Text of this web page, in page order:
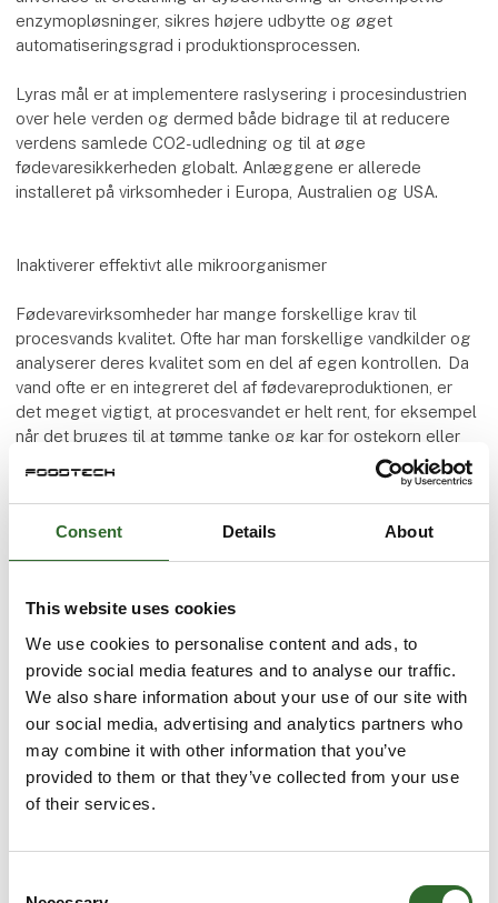
Consent Details About
This website uses cookies
We use cookies to personalise content and ads, to
provide social media features and to analyse our traffic.
We also share information about your use of our site with
our social media, advertising and analytics partners who
may combine it with other information that you’ve
provided to them or that they’ve collected from your use
of their services.
enzymopløsninger, sikres højere udbytte og øget
automatiseringsgrad i produktionsprocessen.
Lyras mål er at implementere raslysering i procesindustrien
over hele verden og dermed både bidrage til at reducere
verdens samlede CO2-udledning og til at øge
fødevaresikkerheden globalt. Anlæggene er allerede
installeret på virksomheder i Europa, Australien og USA.
Inaktiverer effektivt alle mikroorganismer
Fødevarevirksomheder har mange forskellige krav til
procesvands kvalitet. Ofte har man forskellige vandkilder og
analyserer deres kvalitet som en del af egen kontrollen. Da
vand ofte er en integreret del af fødevareproduktionen, er
det meget vigtigt, at procesvandet er helt rent, for eksempel
når det bruges til at tømme tanke og kar for ostekorn eller
ved udskubning af produkt fra procesrør samt til procesvand
i osteproduktion. Raslysering inaktiverer effektivt alle
mikroorganismer og kan derfor ofte fuldt ud erstatte den
traditionelle varmebehandling af både vand og produkt.
energiforbrug, fordi mejeriet først opvarmede vand til 72
grader og efterfølgende kølede vandet ned til
brugstemperatur på 30 grader. Når nedkølingen
mislykkedes, blev produktet ofte ødelagt af for varmt vand
ved udskylning.
mikroorganismer effektivt med UV-lys uden at varme vandet